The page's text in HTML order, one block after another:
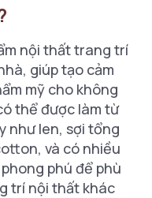
nội thất trang trí
giúp tạo cảm
mỹ cho không
thể được làm từ
như len, sợi tổng
và có nhiều
phú để phù
trí nội thất khác